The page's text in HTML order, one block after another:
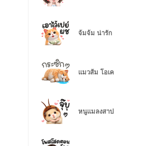
จ้มจ้ม น่ารัก
แมวส้ม โอเค
หนูแมลงสาป